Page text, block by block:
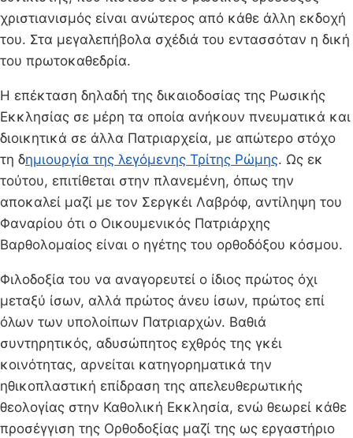
χριστιανισμός είναι ανώτερος από κάθε άλλη εκδοχή
του. Στα μεγαλεπήβολα σχέδιά του εντασσόταν η δική
του πρωτοκαθεδρία.
Η επέκταση δηλαδή της δικαιοδοσίας της Ρωσικής
Εκκλησίας σε μέρη τα οποία ανήκουν πνευματικά και
διοικητικά σε άλλα Πατριαρχεία, με απώτερο στόχο
τη δημιουργία της λεγόμενης Τρίτης Ρώμης. Ως εκ
τούτου, επιτίθεται στην πλανεμένη, όπως την
αποκαλεί μαζί με τον Σεργκέι Λαβρόφ, αντίληψη του
Φαναρίου ότι ο Οικουμενικός Πατριάρχης
Βαρθολομαίος είναι ο ηγέτης του ορθοδόξου κόσμου.
Φιλοδοξία του να αναγορευτεί ο ίδιος πρώτος όχι
μεταξύ ίσων, αλλά πρώτος άνευ ίσων, πρώτος επί
όλων των υπολοίπων Πατριαρχών. Βαθιά
συντηρητικός, αδυσώπητος εχθρός της γκέι
κοινότητας, αρνείται κατηγορηματικά την
ηθικοπλαστική επίδραση της απελευθερωτικής
θεολογίας στην Καθολική Εκκλησία, ενώ θεωρεί κάθε
προσέγγιση της Ορθοδοξίας μαζί της ως εργαστήριο